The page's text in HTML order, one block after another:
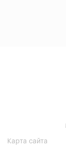
Карта сайта